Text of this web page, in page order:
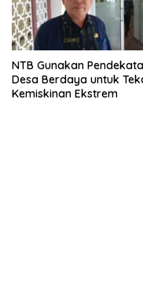
NTB Gunakan
Desa Berdaya untuk
Kemiskinan Ekstrem